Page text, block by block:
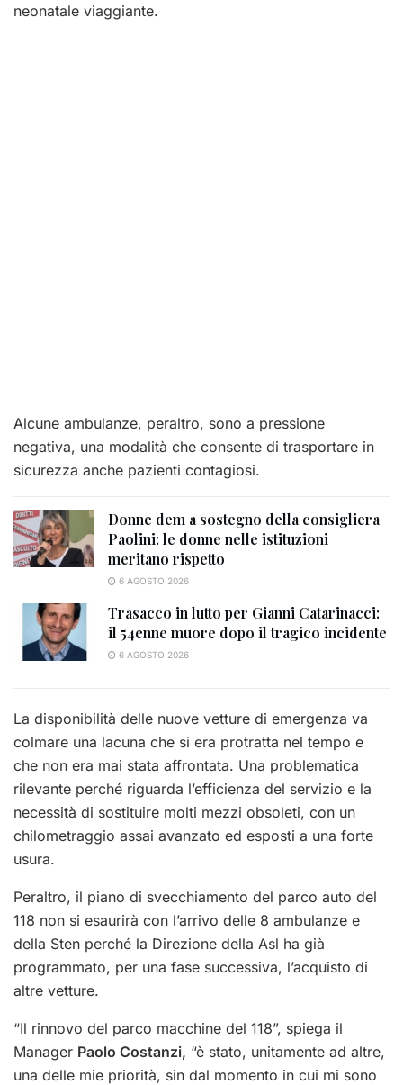
neonatale viaggiante.
Alcune ambulanze, peraltro, sono a pressione
negativa, una modalità che consente di trasportare in
sicurezza anche pazienti contagiosi.
Donne dem a sostegno della consigliera
Paolini: le donne nelle istituzioni
meritano rispetto
6 AGOSTO 2026
Trasacco in lutto per Gianni Catarinacci:
il 54enne muore dopo il tragico incidente
6 AGOSTO 2026
La disponibilità delle nuove vetture di emergenza va
colmare una lacuna che si era protratta nel tempo e
che non era mai stata affrontata. Una problematica
rilevante perché riguarda l’efficienza del servizio e la
necessità di sostituire molti mezzi obsoleti, con un
chilometraggio assai avanzato ed esposti a una forte
usura.
Peraltro, il piano di svecchiamento del parco auto del
118 non si esaurirà con l’arrivo delle 8 ambulanze e
della Sten perché la Direzione della Asl ha già
programmato, per una fase successiva, l’acquisto di
altre vetture.
“Il rinnovo del parco macchine del 118”, spiega il
Manager Paolo Costanzi, “è stato, unitamente ad altre,
una delle mie priorità, sin dal momento in cui mi sono